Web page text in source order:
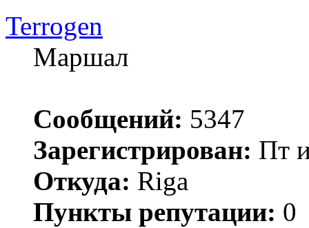
Terrogen
Маршал
Сообщений: 5347
Зарегистрирован: Пт
Откуда: Riga
Пункты репутации: 0